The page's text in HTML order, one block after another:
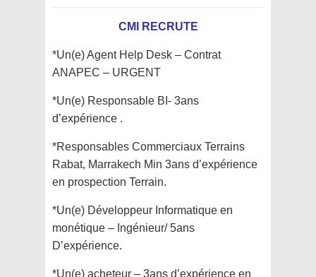
CMI RECRUTE
*Un(e) Agent Help Desk – Contrat
ANAPEC – URGENT
*Un(e) Responsable BI- 3ans
d’expérience .
*Responsables Commerciaux Terrains
Rabat, Marrakech Min 3ans d’expérience
en prospection Terrain.
*Un(e) Développeur Informatique en
monétique – Ingénieur/ 5ans
D’expérience.
*Un(e) acheteur – 3ans d’expérience en